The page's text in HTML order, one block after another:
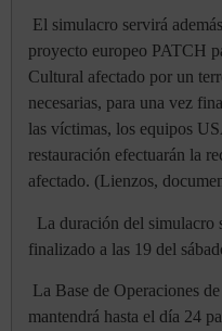
El simulacro servirá
proyecto europeo PATCH
Cultural afectado por un
necesarias, para una vez
las víctimas, los equipos
restauración efectuarán la
afectado. (Lienzos,
La duración del simulacro
finalizado a las 19 del
La Base de Operaciones
mantendrá hasta el día 24